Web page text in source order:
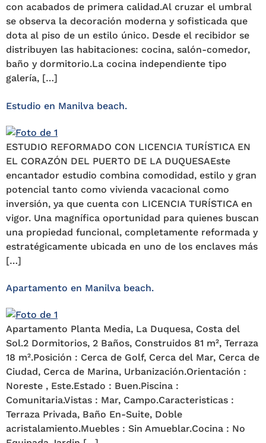
con acabados de primera calidad.Al cruzar el umbral
se observa la decoración moderna y sofisticada que
dota al piso de un estilo único. Desde el recibidor se
distribuyen las habitaciones: cocina, salón-comedor,
baño y dormitorio.La cocina independiente tipo
galería, […]
Estudio en Manilva beach.
ESTUDIO REFORMADO CON LICENCIA TURÍSTICA EN
EL CORAZÓN DEL PUERTO DE LA DUQUESAEste
encantador estudio combina comodidad, estilo y gran
potencial tanto como vivienda vacacional como
inversión, ya que cuenta con LICENCIA TURÍSTICA en
vigor. Una magnífica oportunidad para quienes buscan
una propiedad funcional, completamente reformada y
estratégicamente ubicada en uno de los enclaves más
[…]
Apartamento en Manilva beach.
Apartamento Planta Media, La Duquesa, Costa del
Sol.2 Dormitorios, 2 Baños, Construidos 81 m², Terraza
18 m².Posición : Cerca de Golf, Cerca del Mar, Cerca de
Ciudad, Cerca de Marina, Urbanización.Orientación :
Noreste , Este.Estado : Buen.Piscina :
Comunitaria.Vistas : Mar, Campo.Caracteristicas ‌:
‌Terraza ‌Privada, ‌Baño En-Suite, ‌Doble
‌acristalamiento.Muebles ‌: ‌Sin ‌Amueblar.Cocina : ‌No